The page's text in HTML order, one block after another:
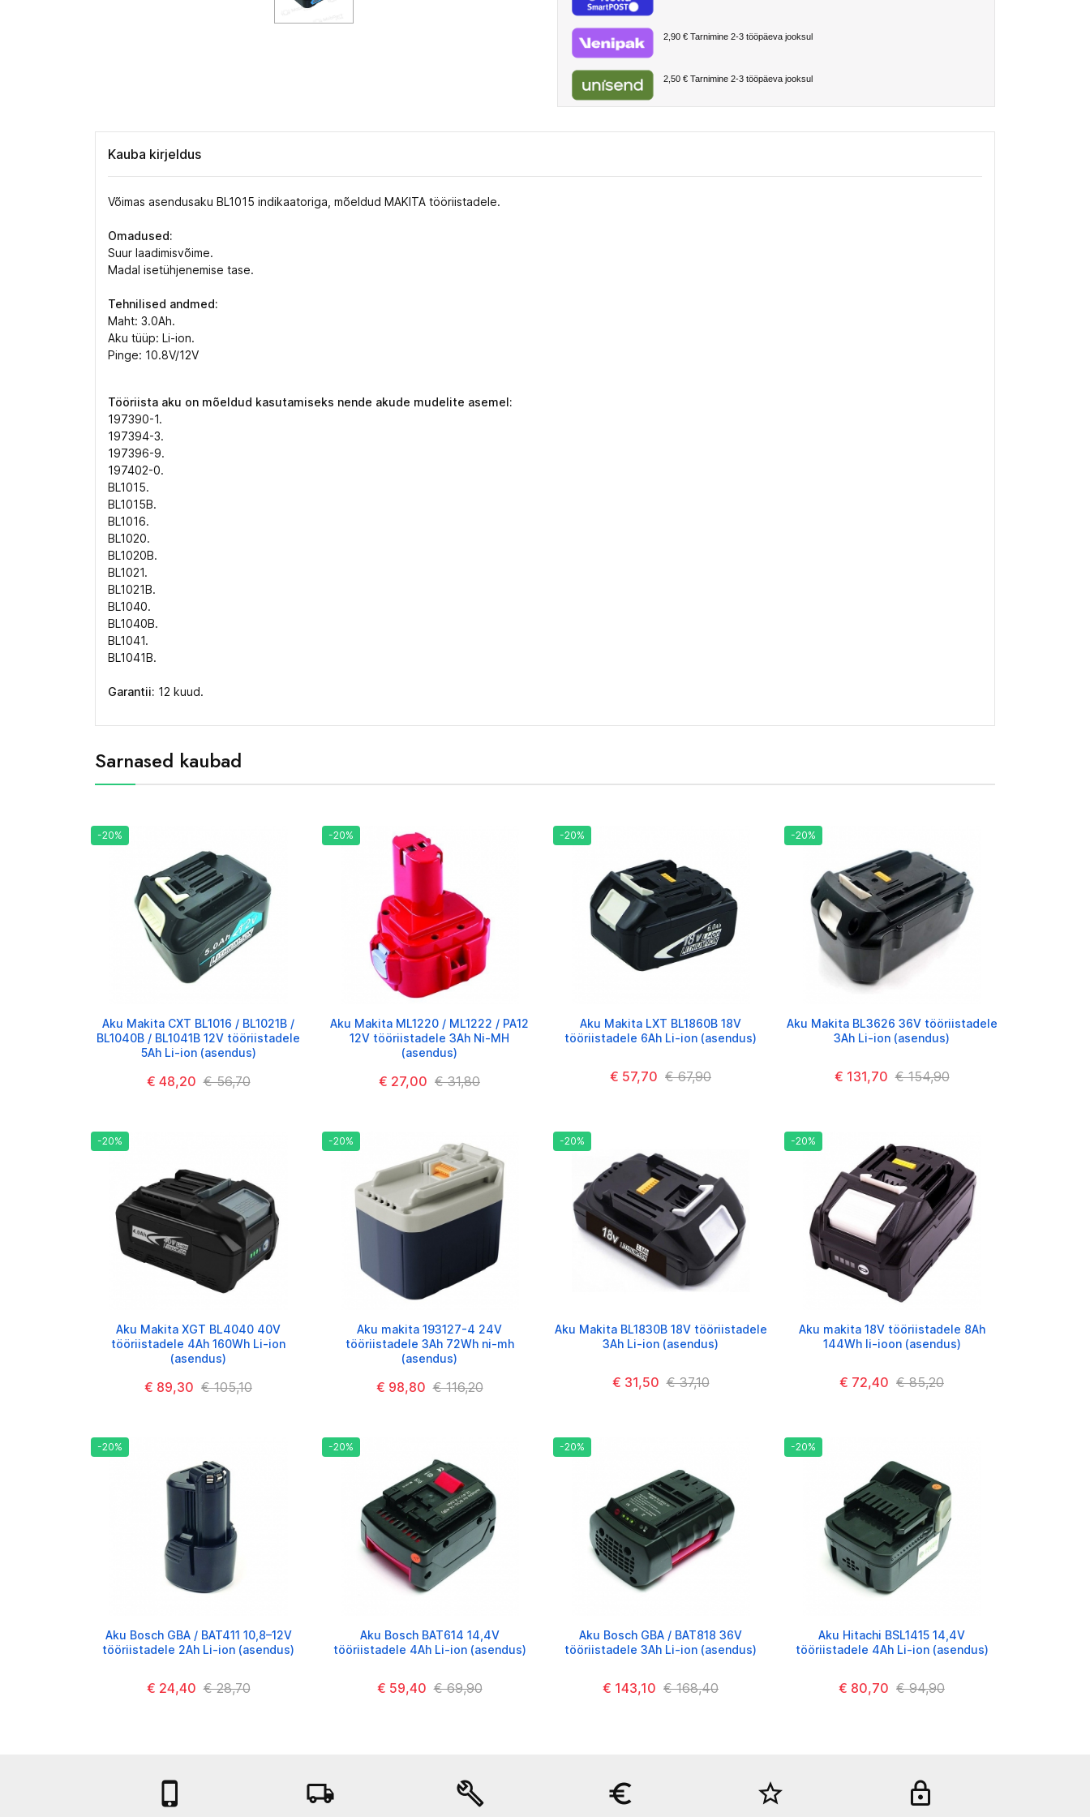
2,90 € Tarnimine 2-3 tööpäeva jooksul
2,50 € Tarnimine 2-3 tööpäeva jooksul
Kauba kirjeldus
Võimas asendusaku BL1015 indikaatoriga, mõeldud MAKITA tööriistadele.
Omadused:
Suur laadimisvõime.
Madal isetühjenemise tase.
Tehnilised andmed:
Maht: 3.0Ah.
Aku tüüp: Li-ion.
Pinge: 10.8V/12V
Tööriista aku on mõeldud kasutamiseks nende akude mudelite asemel:
197390-1.
197394-3.
197396-9.
197402-0.
BL1015.
BL1015B.
BL1016.
BL1020.
BL1020B.
BL1021.
BL1021B.
BL1040.
BL1040B.
BL1041.
BL1041B.
Garantii: 12 kuud.
Sarnased kaubad
-20%
Aku Makita CXT BL1016 / BL1021B /
BL1040B / BL1041B 12V tööriistadele
5Ah Li-ion (asendus)
€ 48,20 € 56,70
-20%
Aku Makita ML1220 / ML1222 / PA12
12V tööriistadele 3Ah Ni-MH
(asendus)
€ 27,00 € 31,80
-20%
Aku Makita LXT BL1860B 18V
tööriistadele 6Ah Li-ion (asendus)
€ 57,70 € 67,90
-20%
Aku Makita BL3626 36V tööriistadele
3Ah Li-ion (asendus)
€ 131,70 € 154,90
-20%
Aku Makita XGT BL4040 40V
tööriistadele 4Ah 160Wh Li-ion
(asendus)
€ 89,30 € 105,10
-20%
Aku makita 193127-4 24V
tööriistadele 3Ah 72Wh ni-mh
(asendus)
€ 98,80 € 116,20
-20%
Aku Makita BL1830B 18V tööriistadele
3Ah Li-ion (asendus)
€ 31,50 € 37,10
-20%
Aku makita 18V tööriistadele 8Ah
144Wh li-ioon (asendus)
€ 72,40 € 85,20
-20%
Aku Bosch GBA / BAT411 10,8–12V
tööriistadele 2Ah Li-ion (asendus)
€ 24,40 € 28,70
-20%
Aku Bosch BAT614 14,4V
tööriistadele 4Ah Li-ion (asendus)
€ 59,40 € 69,90
-20%
Aku Bosch GBA / BAT818 36V
tööriistadele 3Ah Li-ion (asendus)
€ 143,10 € 168,40
-20%
Aku Hitachi BSL1415 14,4V
tööriistadele 4Ah Li-ion (asendus)
€ 80,70 € 94,90
 local_shipping build euro_symbol star_border